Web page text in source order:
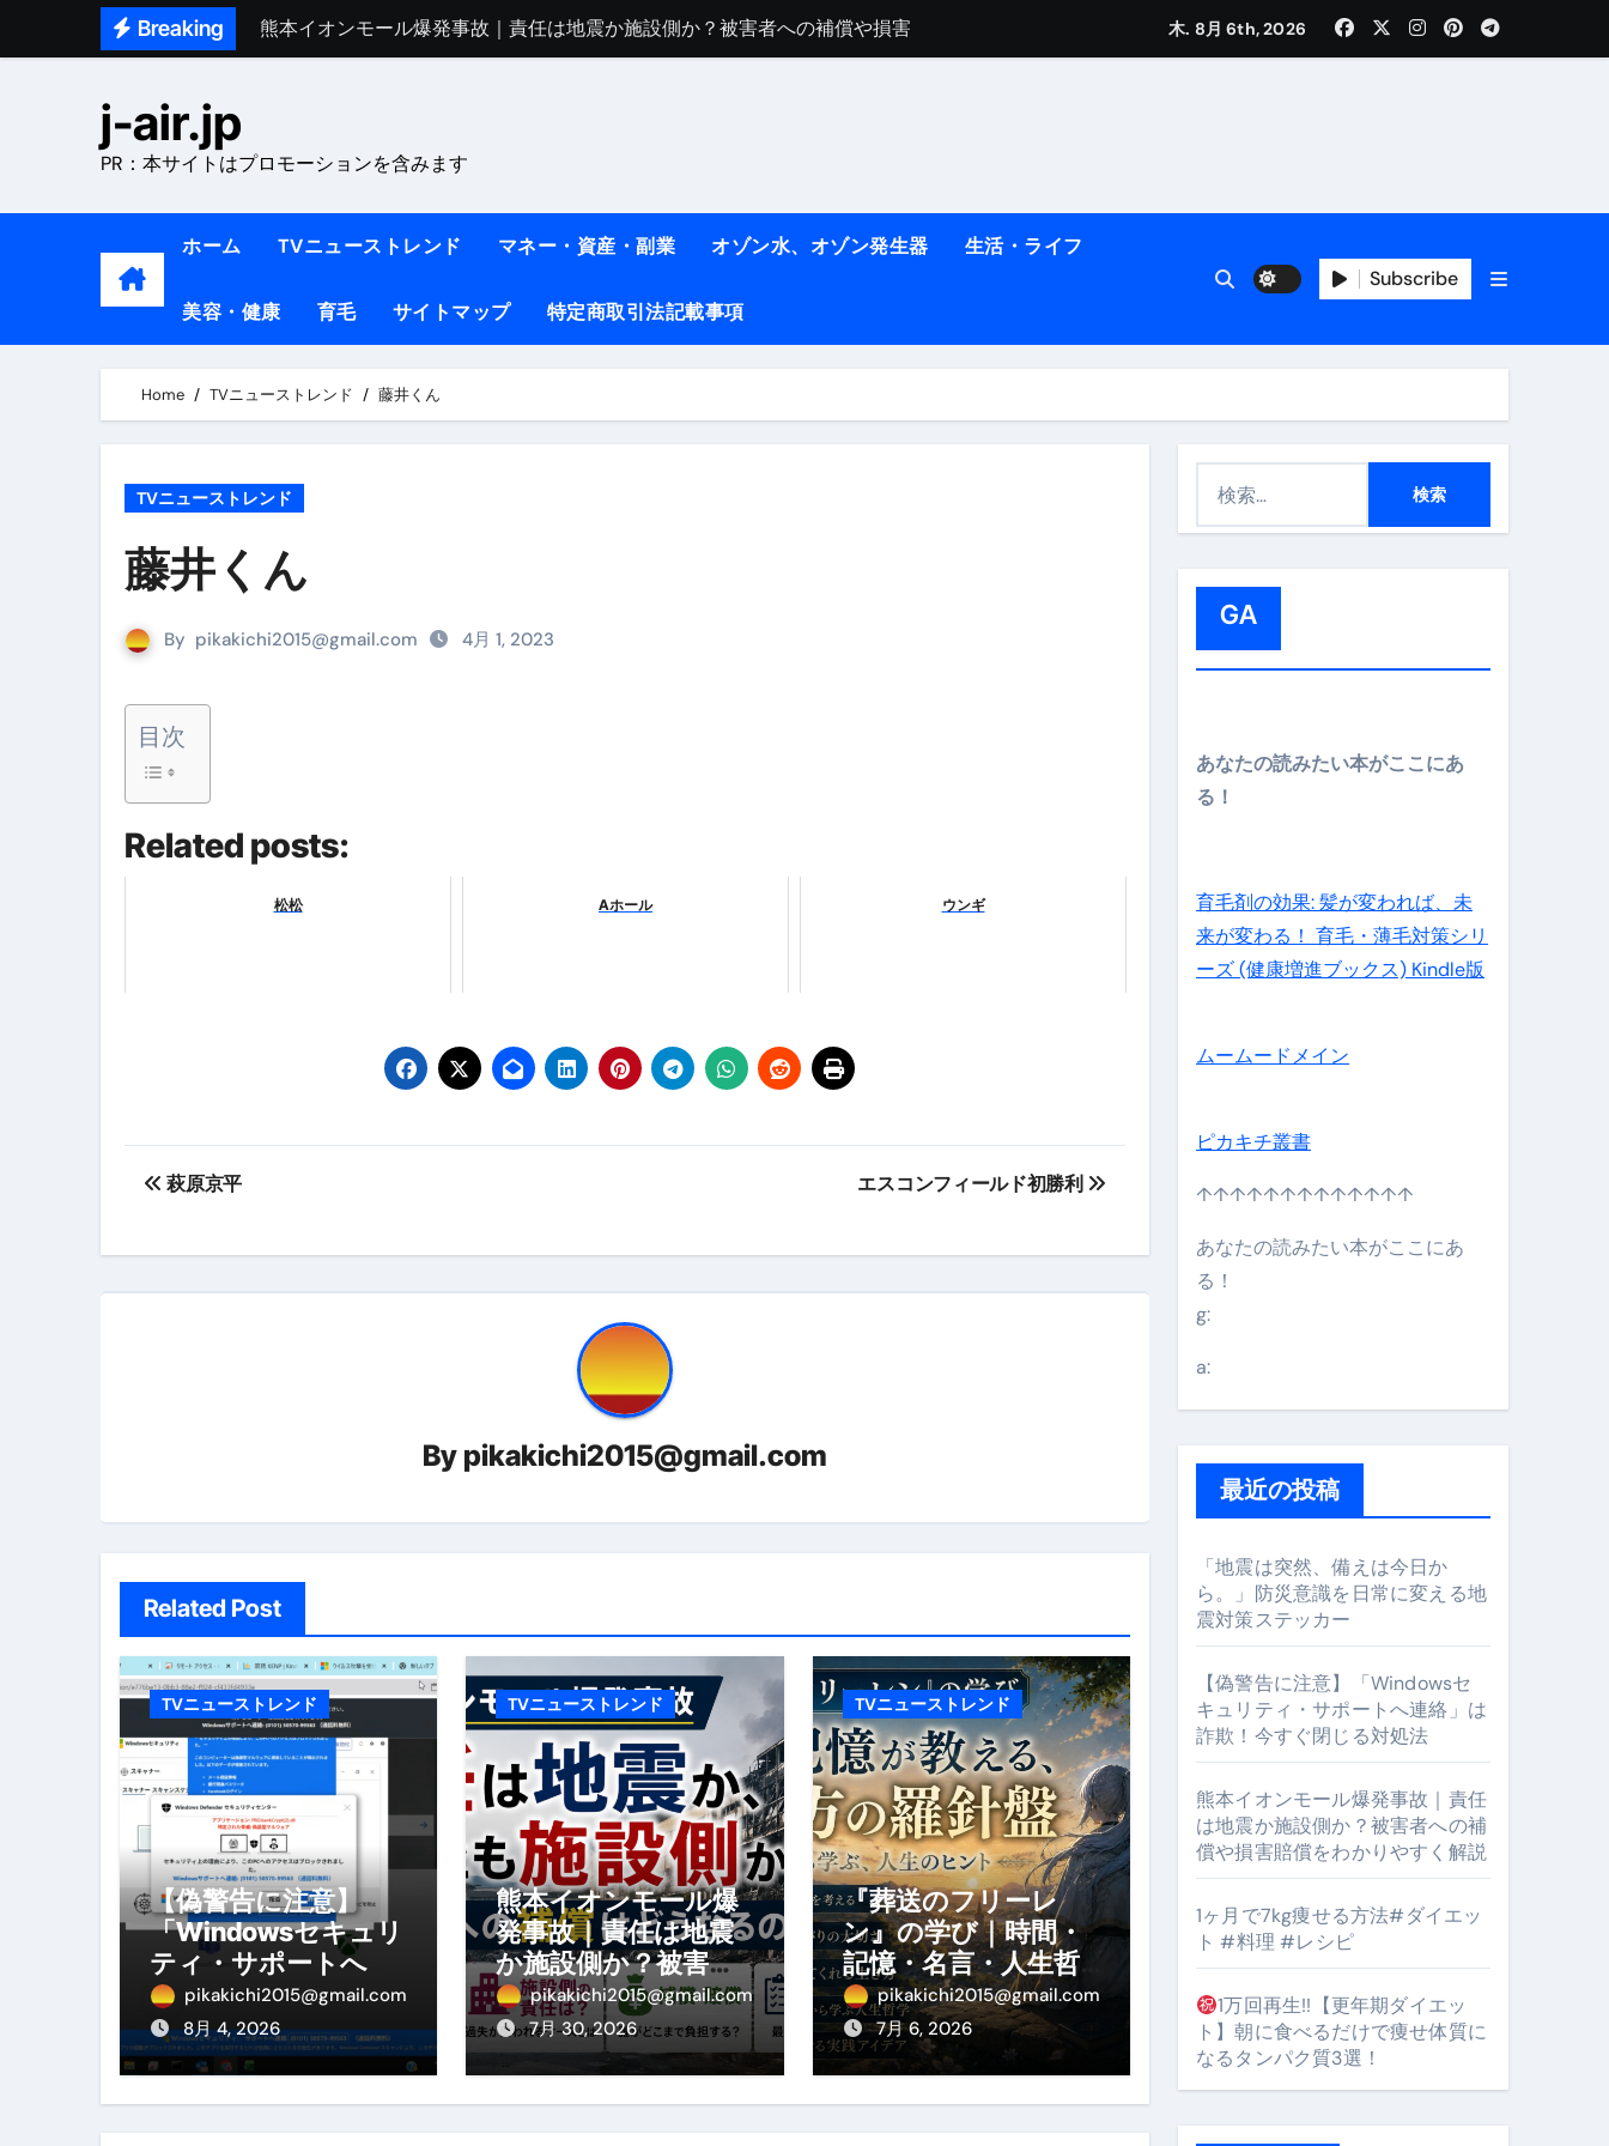
Breaking
熊本イオンモール爆発事故｜責任は地震か施設側か？被害者への補償や損害賠償をわかりやすく解説
【医者が教える】本当に痩せる薬はコレ！ #医療ダイエット
中町綾が2週間で3.5kg痩せた方法 #shots
【医者が解説】このふくらはぎ痩せ本当に効果ある？ #エクササイズ
【1日ダイエットルーティン】運動なしで2ヶ月で10kg減量した、私の痩せる9つの習慣 | レシピ付き | ダイエット中の食事
『葬送のフリーレン』の学び｜時間・記憶・名言・人生哲学から読み解く生き方
リサイクル業者の無料回収・無料査定は危険？情報収集との関係と見分け方を解説
青森県震度6とベネゼエラM7級地震の関連性は？
この動画は国にすぐ消されます。これが日本が残念な国になった理由です。国民は●●をしないとこの先さらに貧しくなります。【 竹花貴騎 切り抜き 会社員
【PR】フリーランス必見！入金前の売上をすぐに現金で受け取る方法
【超高騰】爆上がりしたビットコインに695万円も投資してる営業39歳サラリーマン【2025年10月3日】 #bitcoin #全財産 #暗号資産
Q：借りた借金を返さなくていい場合ってありますか？#Shorts
【必見】もう営業電話は怖くない！初心者でも成果を出す電話の仕方はコレ！
フリーランス・個人事業主におすすめの資金調達4選
体脂肪が落ちる朝食3選 #ダイエット
No.102 9割が勘違い 自己破産の真実
アーモンドを毎日食べたらどうなるの？①【30秒でわかる効果まとめ】#アーモンド #ダイエット #筋トレ #美容 #健康 #雑学 #ナレーター #小林将大
【ひろゆき】借金1億円あります 返済か、自己破産かひろゆきさんならどちらを選びますか？ #shorts
セラピストのための！美容、健康、ダイエットにとても重要な女性ホルモンと男性ホルモン
弁護士解説【詐欺被害】警察に行っても返金されません
5キロ痩せる簡単な方法
ムームードメイン 2月のおすすめドメイン特集- ビジネスの信用を築く――そのすべての起点となるのが独自ドメイン
FRONTIER スーパーセール2026 完全攻略ガイド 今こそ買い時！ゲーミングPC・高性能BTOを最安で手に入れる方法
なくす不安と消える恐怖をゼロにする時代へ Pebblebee × iMazing で完成する「究極のスマホ防衛システム」完全ガイド
木. 8月 6th, 2026
j-air.jp
PR：本サイトはプロモーションを含みます
ホーム TVニューストレンド マネー・資産・副業 オゾン水、オゾン発生器 生活・ライフ
美容・健康 育毛 サイトマップ 特定商取引法記載事項
Subscribe
Home TVニューストレンド 藤井くん
TVニューストレンド
藤井くん
By pikakichi2015@gmail.com 4月 1, 2023
目次
Related posts:
松松 Aホール ウンギ
投
ナ
ョ
萩原京平 エスコンフィールド初勝利
By pikakichi2015@gmail.com
Related Post
TVニューストレンド
【偽警告に注意】
「Windowsセキュリ
ティ・サポートへ連
絡」は詐欺！今すぐ
閉じる対処法
pikakichi2015@gmail.com
8月 4, 2026
TVニューストレンド
熊本イオンモール爆
発事故｜責任は地震
か施設側か？被害者
への補償や損害賠償
をわかりやすく解説
pikakichi2015@gmail.com
7月 30, 2026
TVニューストレンド
『葬送のフリーレ
ン』の学び｜時間・
記憶・名言・人生哲
学から読み解く生き
方
pikakichi2015@gmail.com
7月 6, 2026
GA
あなたの読みたい本がここにあ
る！
育毛剤の効果: 髪が変われば、未
来が変わる！ 育毛・薄毛対策シリ
ーズ (健康増進ブックス) Kindle版
ムームードメイン
ピカキチ叢書
↑↑↑↑↑↑↑↑↑↑↑↑↑
あなたの読みたい本がここにあ
る！
g:
a:
最近の投稿
「地震は突然、備えは今日か
ら。」防災意識を日常に変える地
震対策ステッカー
【偽警告に注意】「Windowsセ
キュリティ・サポートへ連絡」は
詐欺！今すぐ閉じる対処法
熊本イオンモール爆発事故｜責任
は地震か施設側か？被害者への補
償や損害賠償をわかりやすく解説
1ヶ月で7kg痩せる方法#ダイエッ
ト #料理 #レシピ
1万回再生!!【更年期ダイエッ
ト】朝に食べるだけで痩せ体質に
なるタンパク質3選！